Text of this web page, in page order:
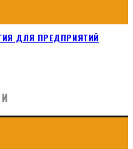
ДЛЯ ПРЕДПРИЯТИЙ